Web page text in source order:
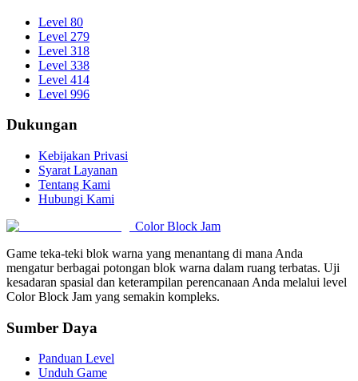
Level 80
Level 279
Level 318
Level 338
Level 414
Level 996
Dukungan
Kebijakan Privasi
Syarat Layanan
Tentang Kami
Hubungi Kami
Color Block Jam
Game teka-teki blok warna yang menantang di mana Anda
mengatur berbagai potongan blok warna dalam ruang terbatas. Uji
kesadaran spasial dan keterampilan perencanaan Anda melalui level
Color Block Jam yang semakin kompleks.
Sumber Daya
Panduan Level
Unduh Game